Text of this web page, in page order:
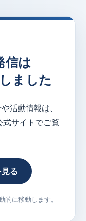
信は
ました
活動情報は、
式サイトでご覧
る
的に移動します。